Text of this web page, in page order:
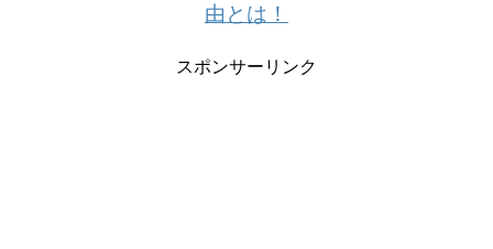
由とは！
スポンサーリンク